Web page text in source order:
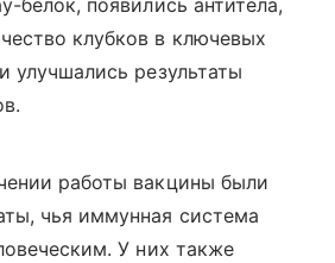
белок, появились антитела,
клубков в ключевых
улучшались результаты
работы вакцины были
чья иммунная система
У них также